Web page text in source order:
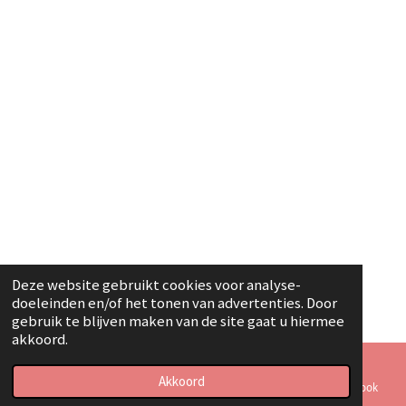
Deze website gebruikt cookies voor analyse-
doeleinden en/of het tonen van advertenties. Door
gebruik te blijven maken van de site gaat u hiermee
akkoord.
Akkoord
Telefoonnummer Facebook